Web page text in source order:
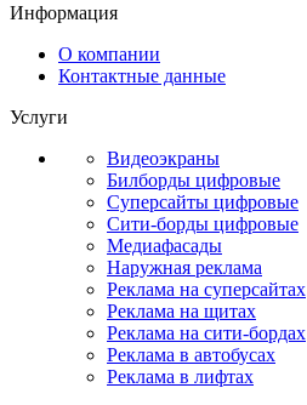
Информация
О компании
Контактные данные
Услуги
Видеоэкраны
Билборды цифровые
Суперсайты цифровые
Сити-борды цифровые
Медиафасады
Наружная реклама
Реклама на суперсайтах
Реклама на щитах
Реклама на сити-бордах
Реклама в автобусах
Реклама в лифтах